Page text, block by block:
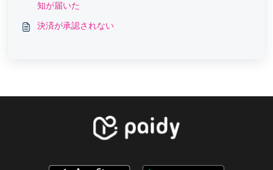
知が届いた
決済が承認されない